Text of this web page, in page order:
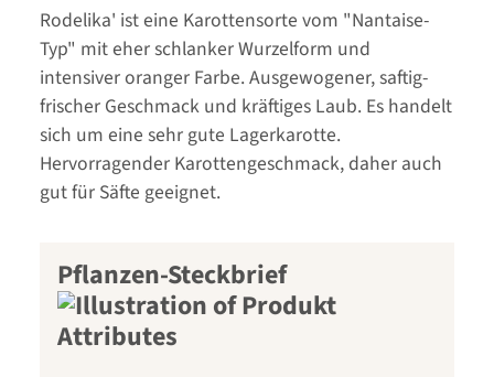
Rodelika' ist eine Karottensorte vom "Nantaise-
Typ" mit eher schlanker Wurzelform und
intensiver oranger Farbe. Ausgewogener, saftig-
frischer Geschmack und kräftiges Laub. Es handelt
sich um eine sehr gute Lagerkarotte.
Hervorragender Karottengeschmack, daher auch
gut für Säfte geeignet.
Pflanzen-Steckbrief